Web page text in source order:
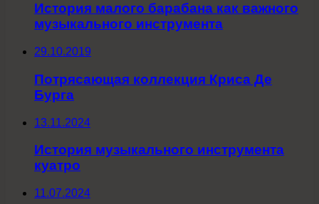
История малого барабана как важного
музыкального инструмента
29.10.2019
Потрясающая коллекция Криса Де
Бурга
13.11.2024
История музыкального инструмента
куатро
11.07.2024